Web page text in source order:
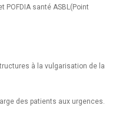
POFDIA santé ASBL(Point
à la vulgarisation de la
des patients aux urgences.